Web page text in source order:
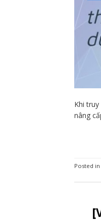
Khi
nâng
Posted in